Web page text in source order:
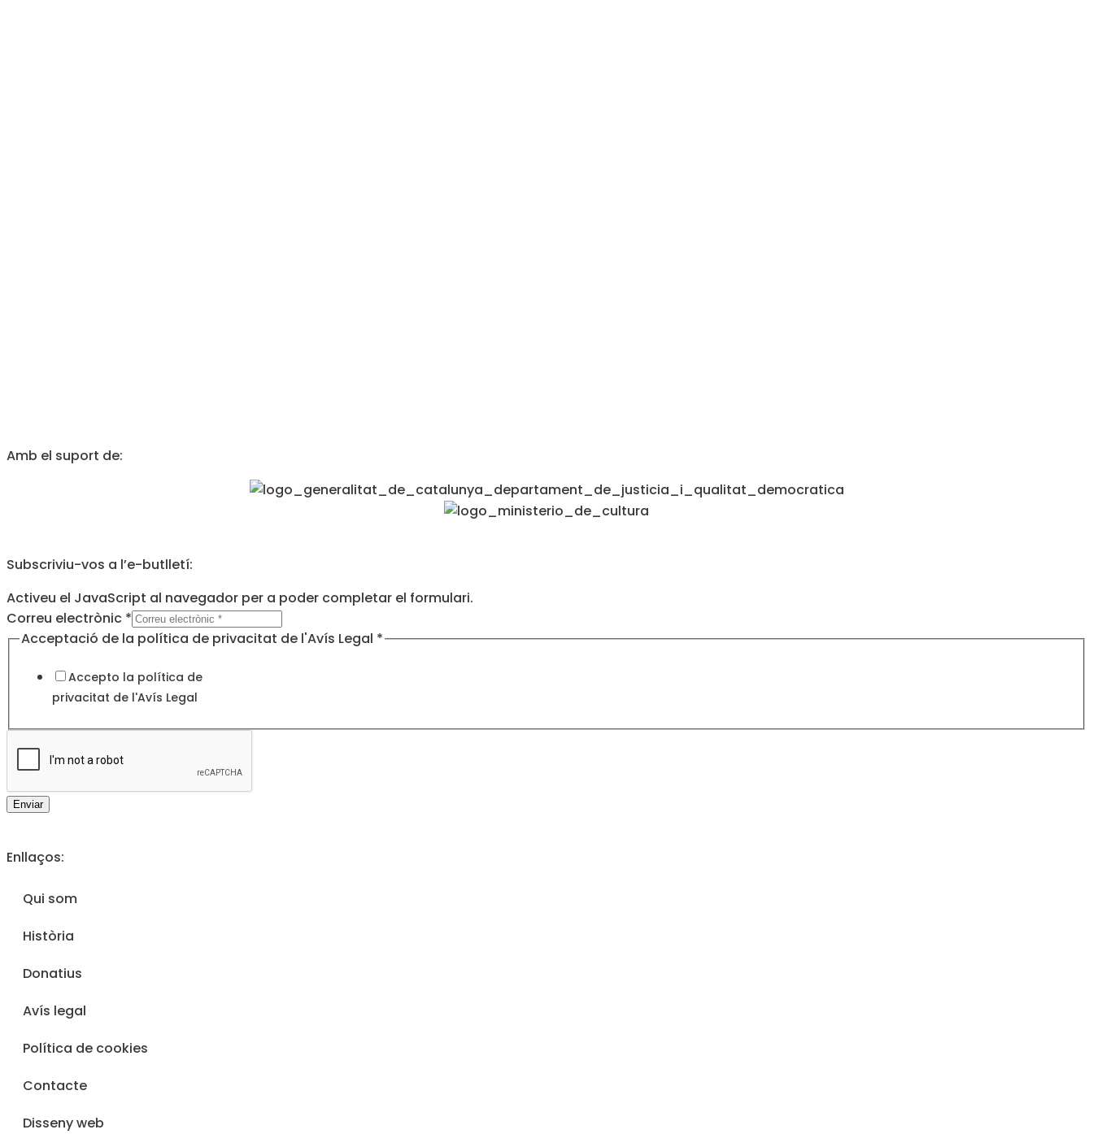
Amb el suport de:
Subscriviu-vos a l’e-butlletí:
Activeu el JavaScript al navegador per a poder completar el formulari.
Correu electrònic *
de
Legal
Acceptació de la política de privacitat de l'Avís Legal *
Accepto la política de
privacitat de l'Avís Legal
Enviar
Enllaços:
Qui som
Història
Donatius
Avís legal
Política de cookies
Contacte
Disseny web